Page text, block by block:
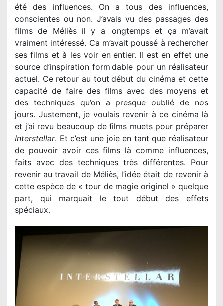
été des influences. On a tous des influences,
conscientes ou non. J’avais vu des passages des
films de Méliès il y a longtemps et ça m’avait
vraiment intéressé. Ca m’avait poussé à rechercher
ses films et à les voir en entier. Il est en effet une
source d’inspiration formidable pour un réalisateur
actuel. Ce retour au tout début du cinéma et cette
capacité de faire des films avec des moyens et
des techniques qu’on a presque oublié de nos
jours. Justement, je voulais revenir à ce cinéma là
et j’ai revu beaucoup de films muets pour préparer
Interstellar. Et c’est une joie en tant que réalisateur
de pouvoir avoir ces films là comme influences,
faits avec des techniques très différentes. Pour
revenir au travail de Méliès, l’idée était de revenir à
cette espèce de « tour de magie originel » quelque
part, qui marquait le tout début des effets
spéciaux.